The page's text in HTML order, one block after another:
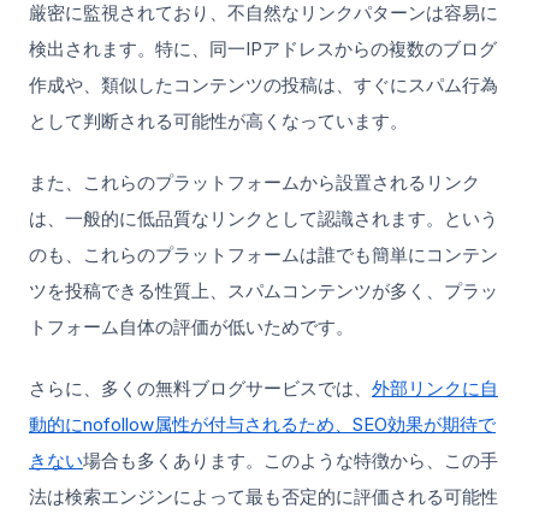
厳密に監視されており、不自然なリンクパターンは容易に
検出されます。特に、同一IPアドレスからの複数のブログ
作成や、類似したコンテンツの投稿は、すぐにスパム行為
として判断される可能性が高くなっています。
また、これらのプラットフォームから設置されるリンク
は、一般的に低品質なリンクとして認識されます。という
のも、これらのプラットフォームは誰でも簡単にコンテン
ツを投稿できる性質上、スパムコンテンツが多く、プラッ
トフォーム自体の評価が低いためです。
さらに、多くの無料ブログサービスでは、 外部リンクに自
動的にnofollow属性が付与されるため、SEO効果が期待で
きない場合も多くあります。このような特徴から、この手
法は検索エンジンによって最も否定的に評価される可能性